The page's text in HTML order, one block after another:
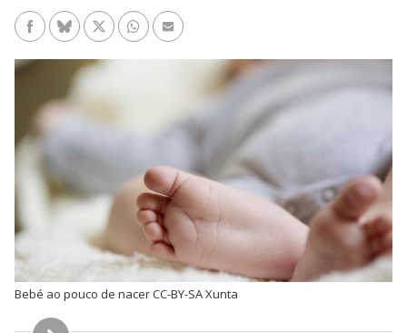
Facebook
BlueskyTwitter/XWhatsAppEnviar un e-mail
Bebé ao pouco de nacer CC-BY-SA Xunta